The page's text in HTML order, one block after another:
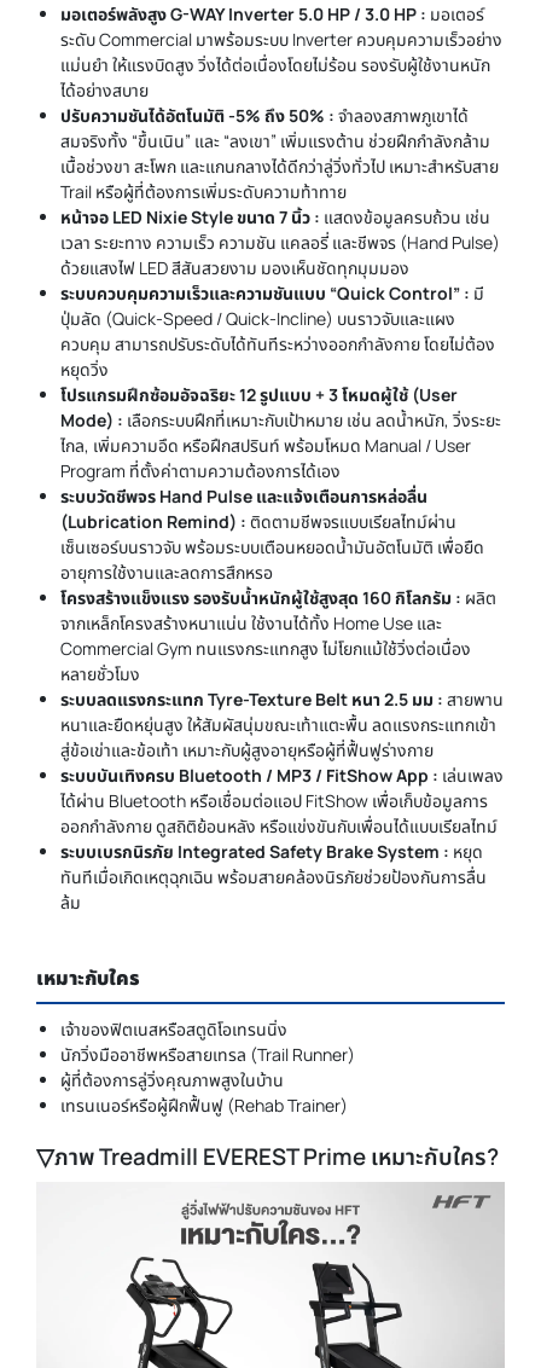
มอเตอร์พลังสูง G-WAY Inverter 5.0 HP / 3.0 HP : มอเตอร์
ระดับ Commercial มาพร้อมระบบ Inverter ควบคุมความเร็วอย่าง
แม่นยำ ให้แรงบิดสูง วิ่งได้ต่อเนื่องโดยไม่ร้อน รองรับผู้ใช้งานหนัก
ได้อย่างสบาย
ปรับความชันได้อัตโนมัติ -5% ถึง 50% : จำลองสภาพภูเขาได้
สมจริงทั้ง “ขึ้นเนิน” และ “ลงเขา” เพิ่มแรงต้าน ช่วยฝึกกำลังกล้าม
เนื้อช่วงขา สะโพก และแกนกลางได้ดีกว่าลู่วิ่งทั่วไป เหมาะสำหรับสาย
Trail หรือผู้ที่ต้องการเพิ่มระดับความท้าทาย
หน้าจอ LED Nixie Style ขนาด 7 นิ้ว : แสดงข้อมูลครบถ้วน เช่น
เวลา ระยะทาง ความเร็ว ความชัน แคลอรี่ และชีพจร (Hand Pulse)
ด้วยแสงไฟ LED สีสันสวยงาม มองเห็นชัดทุกมุมมอง
ระบบควบคุมความเร็วและความชันแบบ “Quick Control” : มี
ปุ่มลัด (Quick-Speed / Quick-Incline) บนราวจับและแผง
ควบคุม สามารถปรับระดับได้ทันทีระหว่างออกกำลังกาย โดยไม่ต้อง
หยุดวิ่ง
โปรแกรมฝึกซ้อมอัจฉริยะ 12 รูปแบบ + 3 โหมดผู้ใช้ (User
Mode) : เลือกระบบฝึกที่เหมาะกับเป้าหมาย เช่น ลดน้ำหนัก, วิ่งระยะ
ไกล, เพิ่มความอึด หรือฝึกสปรินท์ พร้อมโหมด Manual / User
Program ที่ตั้งค่าตามความต้องการได้เอง
ระบบวัดชีพจร Hand Pulse และแจ้งเตือนการหล่อลื่น
(Lubrication Remind) : ติดตามชีพจรแบบเรียลไทม์ผ่าน
เซ็นเซอร์บนราวจับ พร้อมระบบเตือนหยอดน้ำมันอัตโนมัติ เพื่อยืด
อายุการใช้งานและลดการสึกหรอ
โครงสร้างแข็งแรง รองรับน้ำหนักผู้ใช้สูงสุด 160 กิโลกรัม : ผลิต
จากเหล็กโครงสร้างหนาแน่น ใช้งานได้ทั้ง Home Use และ
Commercial Gym ทนแรงกระแทกสูง ไม่โยกแม้ใช้วิ่งต่อเนื่อง
หลายชั่วโมง
ระบบลดแรงกระแทก Tyre-Texture Belt หนา 2.5 มม : สายพาน
หนาและยืดหยุ่นสูง ให้สัมผัสนุ่มขณะเท้าแตะพื้น ลดแรงกระแทกเข้า
สู่ข้อเข่าและข้อเท้า เหมาะกับผู้สูงอายุหรือผู้ที่ฟื้นฟูร่างกาย
ระบบบันเทิงครบ Bluetooth / MP3 / FitShow App : เล่นเพลง
ได้ผ่าน Bluetooth หรือเชื่อมต่อแอป FitShow เพื่อเก็บข้อมูลการ
ออกกำลังกาย ดูสถิติย้อนหลัง หรือแข่งขันกับเพื่อนได้แบบเรียลไทม์
ระบบเบรกนิรภัย Integrated Safety Brake System : หยุด
ทันทีเมื่อเกิดเหตุฉุกเฉิน พร้อมสายคล้องนิรภัยช่วยป้องกันการลื่น
ล้ม
เหมาะกับใคร
เจ้าของฟิตเนสหรือสตูดิโอเทรนนิ่ง
นักวิ่งมืออาชีพหรือสายเทรล (Trail Runner)
ผู้ที่ต้องการลู่วิ่งคุณภาพสูงในบ้าน
เทรนเนอร์หรือผู้ฝึกฟื้นฟู (Rehab Trainer)
▽ภาพ Treadmill EVEREST Prime เหมาะกับใคร?